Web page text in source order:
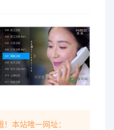
本站唯一网址：